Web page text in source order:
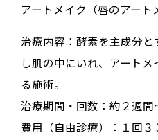
アートメイク（唇のアート
治療内容：酵素を主成分
し肌の中にいれ、アート
る施術。
治療期間・回数：約２週間
費用（自由診療）：１回